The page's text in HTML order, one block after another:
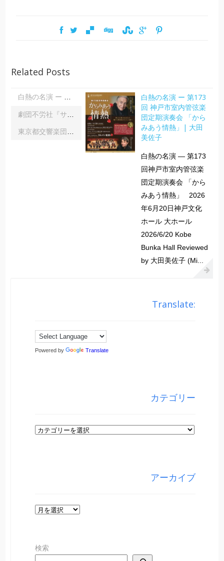
Related Posts
白熱の名演 ー 第173回 神戸市室内管弦楽団定期演奏会 「からみあう情熱」| 大田美佐子
白熱の名演 ー 第173
回 神戸市室内管弦楽
団定期演奏会 「から
みあう情熱」| 大田
美佐子
白熱の名演 ― 第173
回神戸市室内管弦楽
団定期演奏会 「から
みあう情熱」 2026
年6月20日神戸文化
ホール 大ホール
2026/6/20 Kobe
Bunka Hall Reviewed
by 大田美佐子 (Mi...
Translate:
Powered by Translate
カテゴリー
カ
アーカイブ
ア
イ
検索